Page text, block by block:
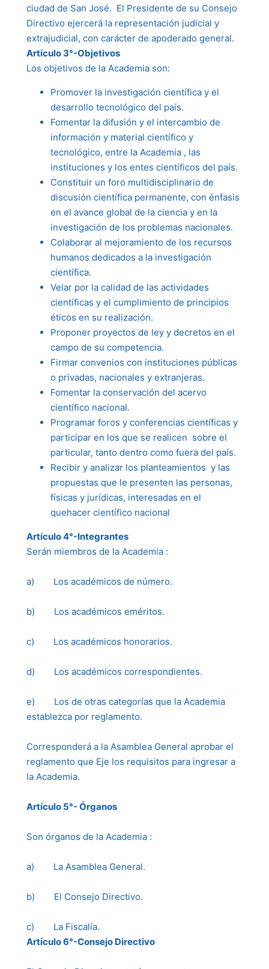
ciudad de San José. El Presidente de su Consejo
Directivo ejercerá la representación judicial y
extrajudicial, con carácter de apoderado general.
Artículo 3°-Objetivos
Los objetivos de la Academia son:
Promover la investigación científica y el
desarrollo tecnológico del país.
Fomentar la difusión y el intercambio de
información y material científico y
tecnológico, entre la Academia , las
instituciones y los entes científicos del país.
Constituir un foro multidisciplinario de
discusión científica permanente, con énfasis
en el avance global de la ciencia y en la
investigación de los problemas nacionales.
Colaborar al mejoramiento de los recursos
humanos dedicados a la investigación
científica.
Velar por la calidad de las actividades
científicas y el cumplimiento de principios
éticos en su realización.
Proponer proyectos de ley y decretos en el
campo de su competencia.
Firmar convenios con instituciones públicas
o privadas, nacionales y extranjeras.
Fomentar la conservación del acervo
científico nacional.
Programar foros y conferencias científicas y
participar en los que se realicen sobre el
particular, tanto dentro como fuera del país.
Recibir y analizar los planteamientos y las
propuestas que le presenten las personas,
físicas y jurídicas, interesadas en el
quehacer científico nacional
Artículo 4°-Integrantes
Serán miembros de la Academia :
a) Los académicos de número.
b) Los académicos eméritos.
c) Los académicos honorarios.
d) Los académicos correspondientes.
e) Los de otras categorías que la Academia
establezca por reglamento.
Corresponderá a la Asamblea General aprobar el
reglamento que Eje los requisitos para ingresar a
la Academia.
Artículo 5°- Órganos
Son órganos de la Academia :
a) La Asamblea General.
b) El Consejo Directivo.
c) La Fiscalía.
Artículo 6°-Consejo Directivo